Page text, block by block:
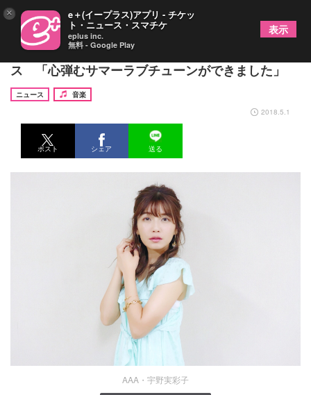
AAA・宇野実彩子、7月に2ndシングルをリリー
ス 「心弾むサマーラブチューンができました」
ニュース
音楽
2018.5.1
ポスト シェア 送る
AAA・宇野実彩子
× e＋(イープラス)アプリ - チケッ
ト・ニュース・スマチケ
eplus inc.
無料 - Google Play
表示